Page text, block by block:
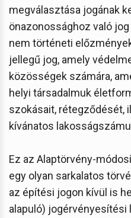
megválasztása jogának
önazonossághoz való
nem történeti
jellegű jog, amely
közösségek számára,
helyi társadalmuk
szokásait, rétegződését,
kívánatos
Ez az Alaptörvény-
egy olyan sarkalatos
az építési jogon kívül is
alapuló) jogérvényesítési